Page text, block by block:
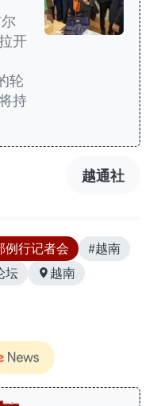
开
轮
持
越通社
例行记者会
#越南
坛 越南